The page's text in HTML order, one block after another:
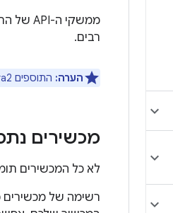
ממשקי ה-API של התוספים
רבים.
הערה: התוספים Camera2 ו-CameraX זמינים רק לתצוגה מקדימה ולמקרים של צילום תמונות, ולא לצילום וידאו.
מכשירים
לא כל המכשירים
רשימה של מכשירים